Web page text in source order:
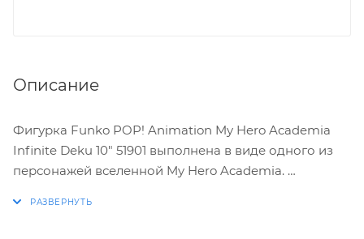
Описание
Фигурка Funko POP! Animation My Hero Academia
Infinite Deku 10" 51901 выполнена в виде одного из
персонажей вселенной My Hero Academia.